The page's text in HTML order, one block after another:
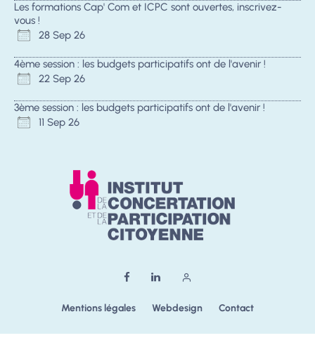
Les formations Cap' Com et ICPC sont ouvertes, inscrivez-
vous !
28 Sep 26
4ème session : les budgets participatifs ont de l'avenir !
22 Sep 26
3ème session : les budgets participatifs ont de l'avenir !
11 Sep 26
Mentions légales Webdesign Contact